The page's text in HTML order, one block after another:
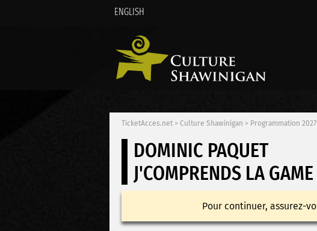
ENGLISH
TicketAcces.net > Culture Shawinigan > Programmation 2027
DOMINIC PAQUET
J'COMPRENDS LA GAME
Pour continuer, assurez-